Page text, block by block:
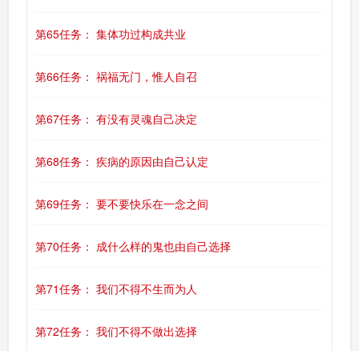
第65任务： 集体功过构成共业
第66任务： 祸福无门，惟人自召
第67任务： 有没有灵魂自己决定
第68任务： 疾病的原因由自己认定
第69任务： 要不要快乐在一念之间
第70任务： 成什么样的鬼也由自己选择
第71任务： 我们不得不生而为人
第72任务： 我们不得不做出选择